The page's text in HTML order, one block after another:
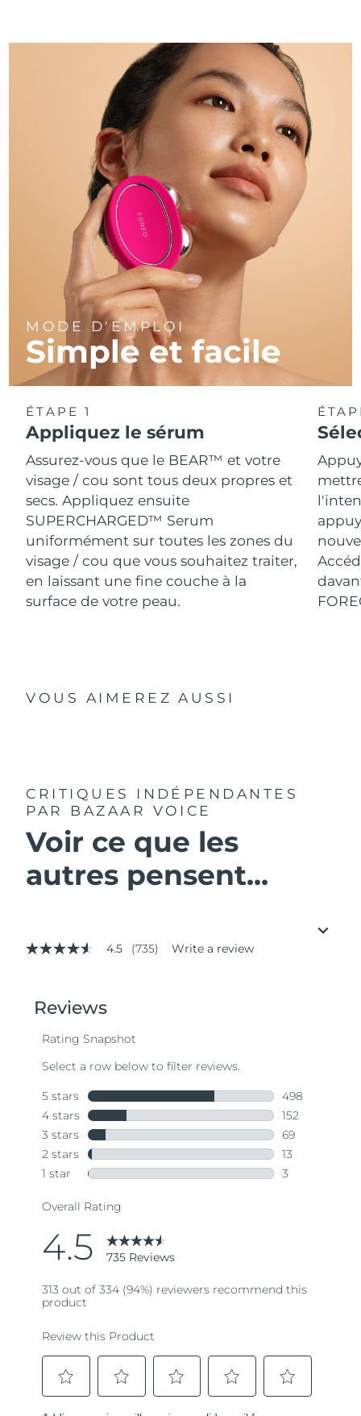
MODE D'EMPLOI
Simple et facile
ÉTAPE 1
Appliquez le sérum
Assurez-vous que le BEAR™ et votre
visage / cou sont tous deux propres et
secs. Appliquez ensuite
SUPERCHARGED™ Serum
uniformément sur toutes les zones du
visage / cou que vous souhaitez traiter,
en laissant une fine couche à la
surface de votre peau.
VOUS AIMEREZ AUSSI
CRITIQUES INDÉPENDANTES
PAR BAZAAR VOICE
Voir ce que les
autres pensent...
4.5
stars,
average
value.
735
Same
page
link.
4.5 (735) Write a review